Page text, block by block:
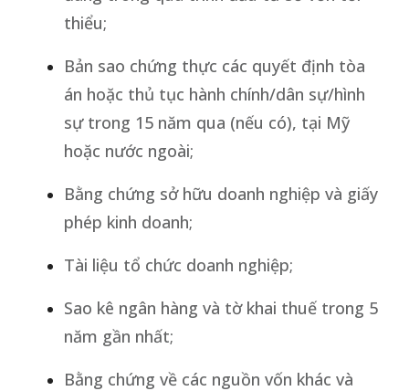
thiểu;
Bản sao chứng thực các quyết định tòa
án hoặc thủ tục hành chính/dân sự/hình
sự trong 15 năm qua (nếu có), tại Mỹ
hoặc nước ngoài;
Bằng chứng sở hữu doanh nghiệp và giấy
phép kinh doanh;
Tài liệu tổ chức doanh nghiệp;
Sao kê ngân hàng và tờ khai thuế trong 5
năm gần nhất;
Bằng chứng về các nguồn vốn khác và